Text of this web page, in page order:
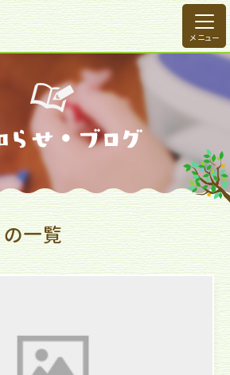
一覧